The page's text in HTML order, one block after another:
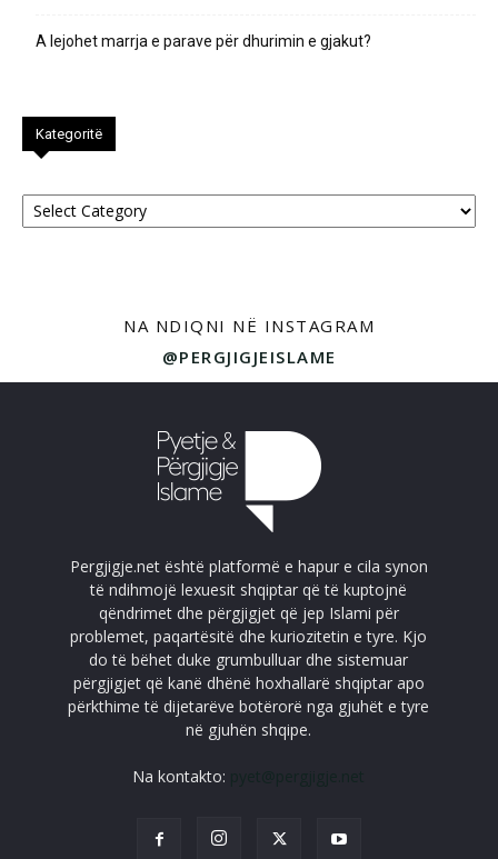
A lejohet marrja e parave për dhurimin e gjakut?
Kategoritë
Kategoritë
NA NDIQNI NË INSTAGRAM
@PERGJIGJEISLAME
Pergjigje.net është platformë e hapur e cila synon
të ndihmojë lexuesit shqiptar që të kuptojnë
qëndrimet dhe përgjigjet që jep Islami për
problemet, paqartësitë dhe kuriozitetin e tyre. Kjo
do të bëhet duke grumbulluar dhe sistemuar
përgjigjet që kanë dhënë hoxhallarë shqiptar apo
përkthime të dijetarëve botërorë nga gjuhët e tyre
në gjuhën shqipe.
Na kontakto: